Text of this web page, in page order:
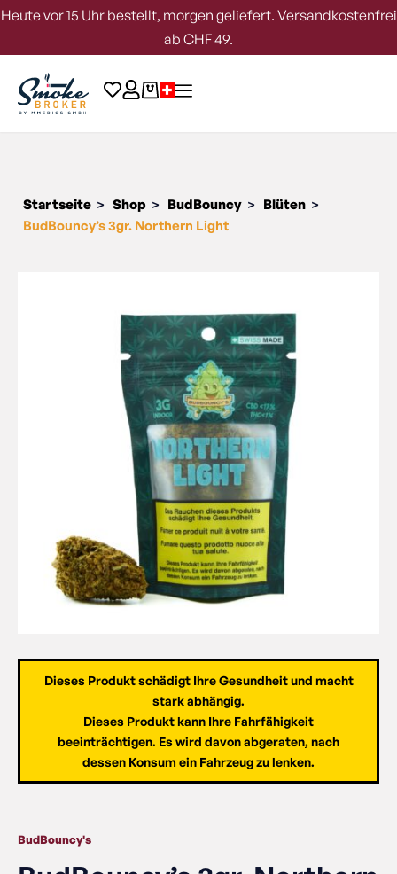
Heute vor 15 Uhr bestellt, morgen geliefert. Versandkostenfrei
ab CHF 49.
Startseite > Shop > BudBouncy > Blüten >
BudBouncy’s 3gr. Northern Light
Dieses Produkt schädigt Ihre Gesundheit und macht
stark abhängig.
Dieses Produkt kann Ihre Fahrfähigkeit
beeinträchtigen. Es wird davon abgeraten, nach
dessen Konsum ein Fahrzeug zu lenken.
BudBouncy's